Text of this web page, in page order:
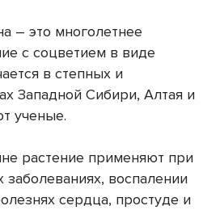
– это многолетнее
с соцветием в виде
в степных и
Западной Сибири, Алтая и
ученые.
растение применяют при
воспалении
сердца, простуде и